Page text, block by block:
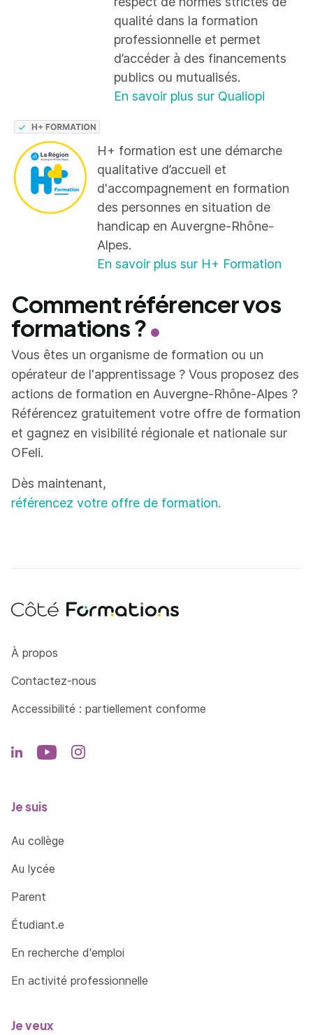
qualité dans la formation
professionnelle et permet
d’accéder à des financements
publics ou mutualisés.
En savoir plus sur Qualiopi
H+ formation est une démarche
qualitative d’accueil et
d'accompagnement en formation
des personnes en situation de
handicap en Auvergne-Rhône-
Alpes.
En savoir plus sur H+ Formation
Comment référencer vos
formations ?
Vous êtes un organisme de formation ou un
opérateur de l'apprentissage ? Vous proposez des
actions de formation en Auvergne-Rhône-Alpes ?
Référencez gratuitement votre offre de formation
et gagnez en visibilité régionale et nationale sur
OFeli.
Dès maintenant,
référencez votre offre de formation.
Côté Formations
À propos
Contactez-nous
Accessibilité : partiellement conforme
Je suis
Au collège
Au lycée
Parent
Étudiant.e
En recherche d'emploi
En activité professionnelle
Je veux